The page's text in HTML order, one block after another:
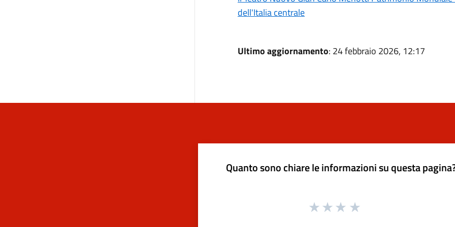
dell'Italia centrale
Ultimo aggiornamento: 24 febbraio 2026, 12:17
Quanto sono chiare le informazioni su questa